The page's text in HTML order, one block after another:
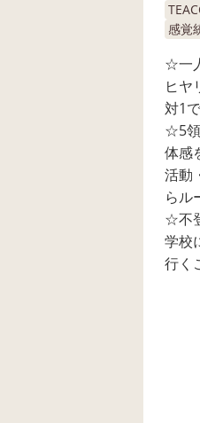
感覚
☆一
ヒヤ
対1
☆5
体感
活動
らル
☆不
学校
行く